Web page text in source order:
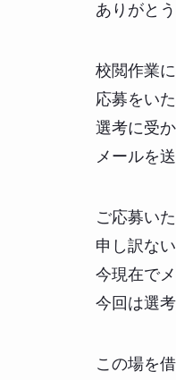
ありがと
校閲作業
応募をい
選考に受
メールを
ご応募い
申し訳な
今現在で
今回は選
この場を